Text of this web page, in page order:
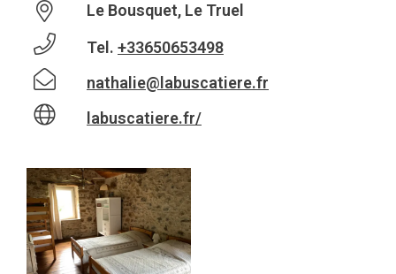
Le Bousquet, Le Truel
Tel. +33650653498
nathalie@labuscatiere.fr
labuscatiere.fr/